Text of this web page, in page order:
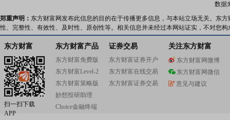
数据
郑重声明： 东方财富网发布此信息的目的在于传播更多信息，与本站立场无关。东
性、完整性、有效性、及时性、原创性等。相关信息并未经过本网站证实，不对您
东方财富
扫一扫下载
APP
东方财富产品
东方财富免费版
东方财富Level-2
东方财富策略版
妙想投研助理
Choice金融终端
证券交易
东方财富证券开户
东方财富在线交易
东方财富证券交易
关注东方财富
东方财富网微博
东方财富网微信
意见与建议